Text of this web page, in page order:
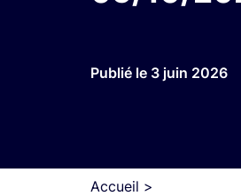
Publié le 3 juin 2026
Accueil >